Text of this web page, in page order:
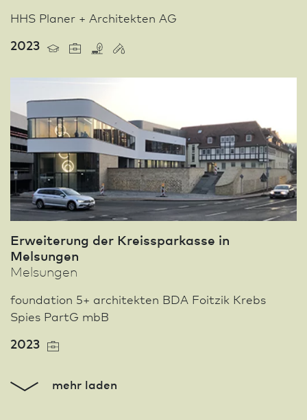
HHS Planer + Architekten AG
2023
Erweiterung der Kreissparkasse in
Melsungen
Melsungen
foundation 5+ architekten BDA Foitzik Krebs
Spies PartG mbB
2023
mehr laden